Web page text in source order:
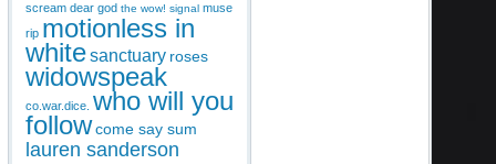
scream dear god the wow! signal muse
rip motionless in
whitesanctuary roses
widowspeak
co.war.dice. who will you
followcome say sum
lauren sanderson